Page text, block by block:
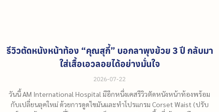
รีวิวตัดหนังหน้าท้อง “คุณสุกี้” บอกลาพุงย้วย 3 ปี กลับมา
ใส่เสื้อเอวลอยได้อย่างมั่นใจ
2026-07-22
วันนี้ AM International Hospital มีอีกหนึ่งเคสรีวิวตัดหนังหน้าท้องพร้อม
กับเปลี่ยนลุคใหม่ ด้วยการดูดไขมันและทำโปรแกรม Corset Waist (ปรับ